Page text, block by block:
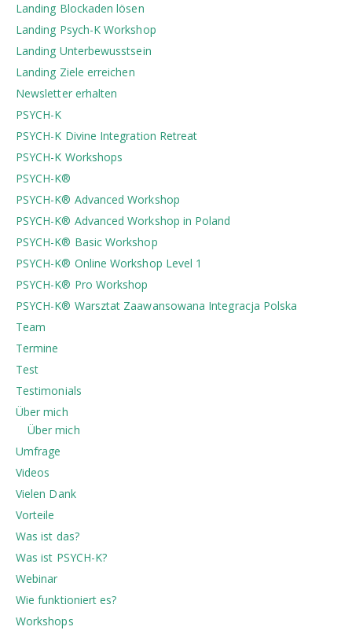
Landing Blockaden lösen
Landing Psych-K Workshop
Landing Unterbewusstsein
Landing Ziele erreichen
Newsletter erhalten
PSYCH-K
PSYCH-K Divine Integration Retreat
PSYCH-K Workshops
PSYCH-K®
PSYCH-K® Advanced Workshop
PSYCH-K® Advanced Workshop in Poland
PSYCH-K® Basic Workshop
PSYCH-K® Online Workshop Level 1
PSYCH-K® Pro Workshop
PSYCH-K®️ Warsztat Zaawansowana Integracja Polska
Team
Termine
Test
Testimonials
Über mich
Über mich
Umfrage
Videos
Vielen Dank
Vorteile
Was ist das?
Was ist PSYCH-K?
Webinar
Wie funktioniert es?
Workshops